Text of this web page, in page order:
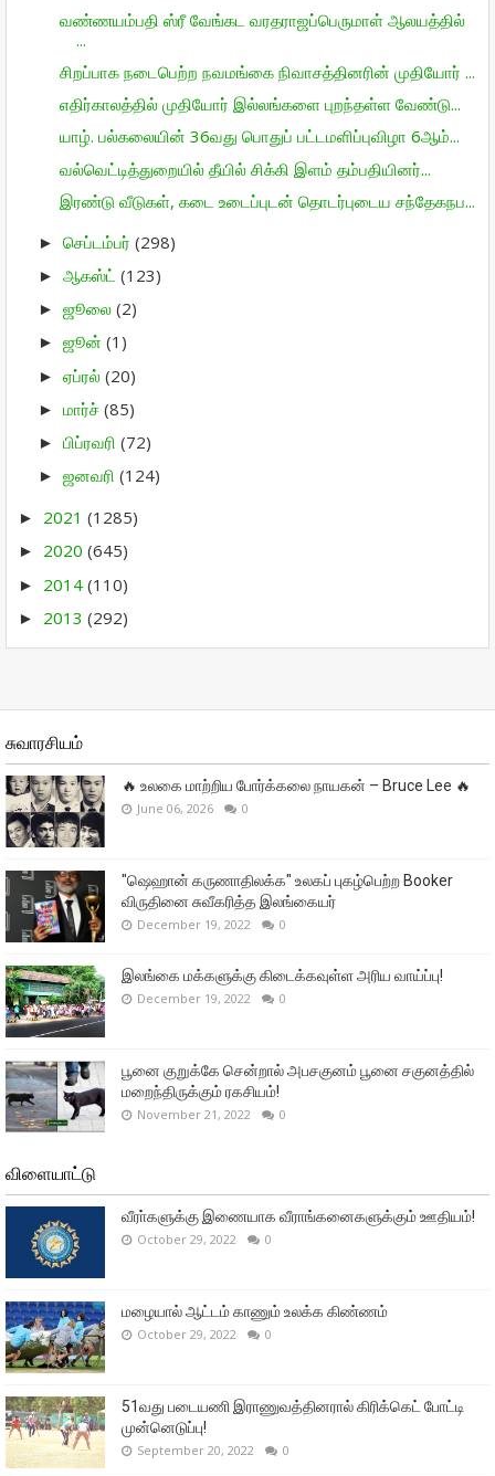
வண்ணயம்பதி ஸ்ரீ வேங்கட வரதராஜப்பெருமாள் ஆலயத்தில்
...
சிறப்பாக நடைபெற்ற நவமங்கை நிவாசத்தினரின் முதியோர் ...
எதிர்காலத்தில் முதியோர் இல்லங்களை புறந்தள்ள வேண்டு...
யாழ். பல்கலையின் 36வது பொதுப் பட்டமளிப்புவிழா 6ஆம்...
வல்வெட்டித்துறையில் தீயில் சிக்கி இளம் தம்பதியினர்...
இரண்டு வீடுகள், கடை உடைப்புடன் தொடர்புடைய சந்தேகநப...
► செப்டம்பர் (298)
► ஆகஸ்ட் (123)
► ஜூலை (2)
► ஜூன் (1)
► ஏப்ரல் (20)
► மார்ச் (85)
► பிப்ரவரி (72)
► ஜனவரி (124)
► 2021 (1285)
► 2020 (645)
► 2014 (110)
► 2013 (292)
சுவாரசியம்
🔥 உலகை மாற்றிய போர்க்கலை நாயகன் – Bruce Lee 🔥
June 06, 2026 0
"ஷெஹான் கருணாதிலக்க" உலகப் புகழ்பெற்ற Booker
விருதினை சுவீகரித்த இலங்கையர்
December 19, 2022 0
இலங்கை மக்களுக்கு கிடைக்கவுள்ள அரிய வாய்ப்பு!
December 19, 2022 0
பூனை குறுக்கே சென்றால் அபசகுனம் பூனை சகுனத்தில்
மறைந்திருக்கும் ரகசியம்!
November 21, 2022 0
விளையாட்டு
வீரா்களுக்கு இணையாக வீராங்கனைகளுக்கும் ஊதியம்!
October 29, 2022 0
மழையால் ஆட்டம் காணும் உலக்க கிண்ணம்
October 29, 2022 0
51வது படையணி இராணுவத்தினரால் கிரிக்கெட் போட்டி
முன்னெடுப்பு!
September 20, 2022 0